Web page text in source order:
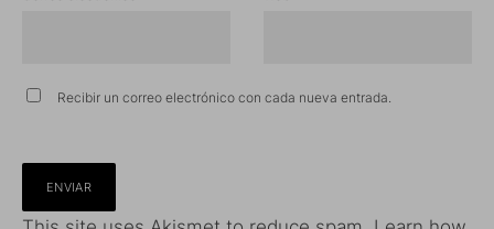
Recibir un correo electrónico con cada nueva entrada.